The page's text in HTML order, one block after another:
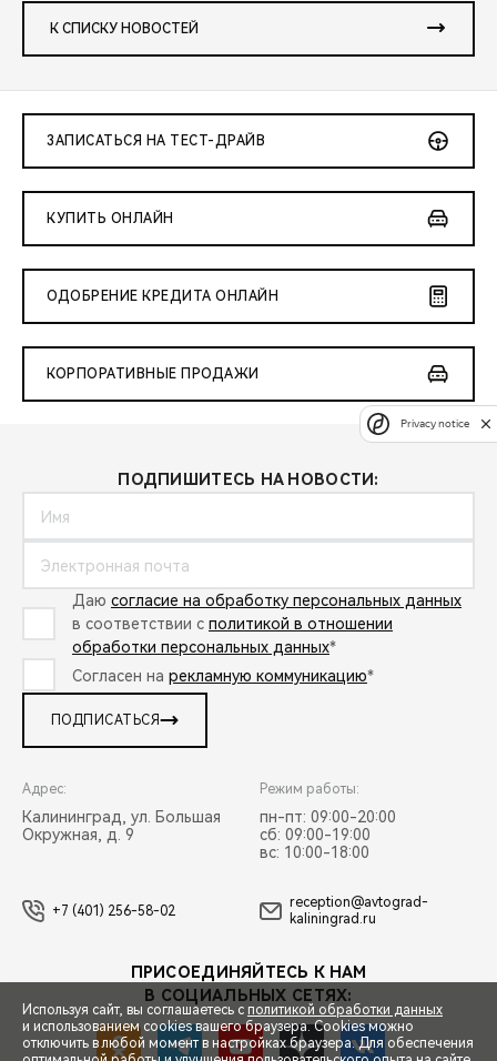
К СПИСКУ НОВОСТЕЙ
ЗАПИСАТЬСЯ НА ТЕСТ-ДРАЙВ
КУПИТЬ ОНЛАЙН
ОДОБРЕНИЕ КРЕДИТА ОНЛАЙН
КОРПОРАТИВНЫЕ ПРОДАЖИ
ПОДПИШИТЕСЬ НА НОВОСТИ:
Даю согласие на обработку персональных данных
в соответствии с политикой в отношении
обработки персональных данных*
Согласен на рекламную коммуникацию*
ПОДПИСАТЬСЯ
Адрес:
Калининград, ул. Большая
Окружная, д. 9
Режим работы:
пн-пт: 09:00-20:00
сб: 09:00-19:00
вс: 10:00-18:00
+7 (401) 256-58-02
reception@avtograd-
kaliningrad.ru
ПРИСОЕДИНЯЙТЕСЬ К НАМ
В СОЦИАЛЬНЫХ СЕТЯХ:
Используя сайт, вы соглашаетесь с политикой обработки данных
и использованием cookies вашего браузера. Cookies можно
отключить в любой момент в настройках браузера. Для обеспечения
Privacy notice